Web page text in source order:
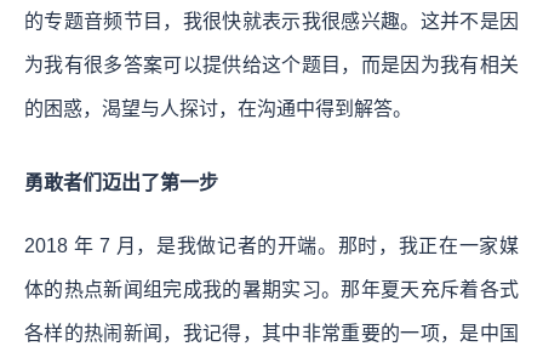
的专题音频节目，我很快就表示我很感兴趣。这并不是因
为我有很多答案可以提供给这个题目，而是因为我有相关
的困惑，渴望与人探讨，在沟通中得到解答。
勇敢者们迈出了第一步
2018 年 7 月，是我做记者的开端。那时，我正在一家媒
体的热点新闻组完成我的暑期实习。那年夏天充斥着各式
各样的热闹新闻，我记得，其中非常重要的一项，是中国